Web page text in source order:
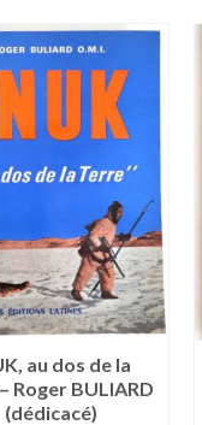
au dos de la
Roger BULIARD
(dédicacé)